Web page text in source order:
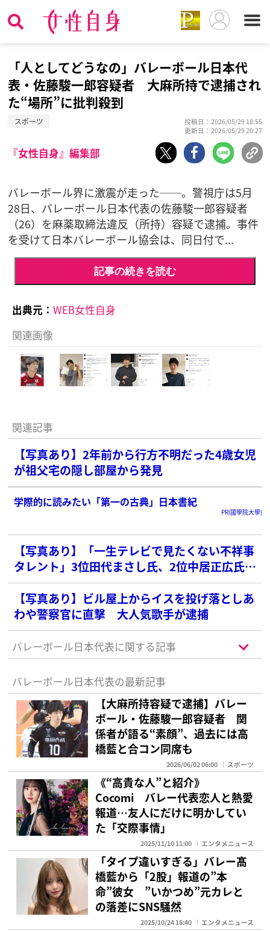
「人としてどうなの」バレーボール日本代
表・佐藤駿一郎容疑者 大麻所持で逮捕され
た“場所”に批判殺到
スポーツ
投稿日：2026/05/29 18:55
更新日：2026/05/29 20:27
『女性自身』編集部
バレーボール界に激震が走った──。警視庁は5月
28日、バレーボール日本代表の佐藤駿一郎容疑者
（26）を麻薬取締法違反（所持）容疑で逮捕。事件
を受けて日本バレーボール協会は、同日付で...
記事の続きを読む
出典元： WEB女性自身
関連画像
関連記事
【写真あり】2年前から行方不明だった4歳女児
が祖父宅の隠し部屋から発見
学際的に読みたい「第一の古典」日本書紀
PR(國學院大學)
【写真あり】「一生テレビで見たくない不祥事
タレント」3位田代まさし氏、2位中居正広氏を
抑えた1位は？【2025年最新版】
【写真あり】ビル屋上からイスを投げ落としあ
わや警察官に直撃 大人気歌手が逮捕
バレーボール日本代表に関する記事
バレーボール日本代表の最新記事
【大麻所持容疑で逮捕】バレー
ボール・佐藤駿一郎容疑者 関
係者が語る“素顔”、過去には高
橋藍と合コン同席も
2026/06/02 06:00 スポーツ
《“高貴な人”と紹介》
Cocomi バレー代表恋人と熱愛
報道…友人にだけに明かしてい
た「交際事情」
2025/11/10 11:00 エンタメニュース
「タイプ違いすぎる」バレー髙
橋藍から「2股」報道の”本
命”彼女 ”いかつめ”元カレと
の落差にSNS騒然
2025/10/24 18:40 エンタメニュース